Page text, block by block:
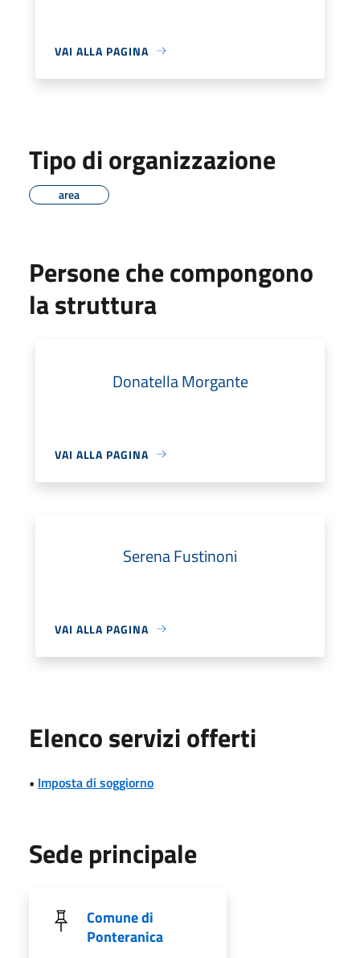
VAI ALLA PAGINA
Tipo di organizzazione
area
Persone che compongono
la struttura
Donatella Morgante
VAI ALLA PAGINA
Serena Fustinoni
VAI ALLA PAGINA
Elenco servizi offerti
• Imposta di soggiorno
Sede principale
Comune di
Ponteranica